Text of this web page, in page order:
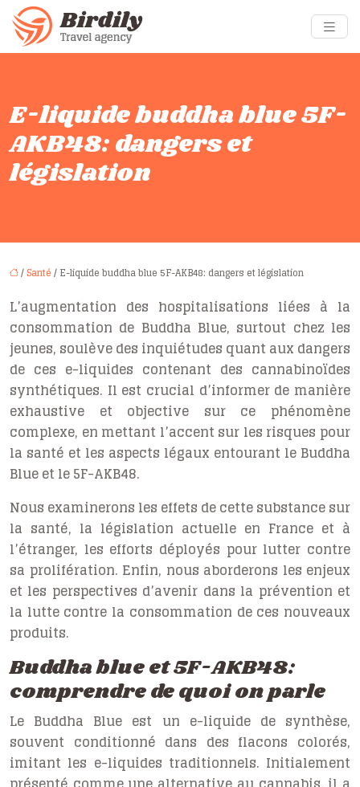
E-liquide buddha blue 5F-
AKB48: dangers et
législation
/Santé / E-liquide buddha blue 5F-AKB48: dangers et législation
L’augmentation des hospitalisations liées à la
consommation de Buddha Blue, surtout chez les
jeunes, soulève des inquiétudes quant aux dangers
de ces e-liquides contenant des cannabinoïdes
synthétiques. Il est crucial d’informer de manière
exhaustive et objective sur ce phénomène
complexe, en mettant l’accent sur les risques pour
la santé et les aspects légaux entourant le Buddha
Blue et le 5F-AKB48.
Nous examinerons les effets de cette substance sur
la santé, la législation actuelle en France et à
l’étranger, les efforts déployés pour lutter contre
sa prolifération. Enfin, nous aborderons les enjeux
et les perspectives d’avenir dans la prévention et
la lutte contre la consommation de ces nouveaux
produits.
Buddha blue et 5F-AKB48:
comprendre de quoi on parle
Le Buddha Blue est un e-liquide de synthèse,
souvent conditionné dans des flacons colorés,
imitant les e-liquides traditionnels. Initialement